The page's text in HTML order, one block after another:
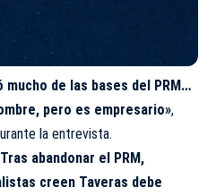
mucho de las bases del PRM…
pero es empresario»,
la entrevista.
Tras abandonar el PRM,
creen Taveras debe